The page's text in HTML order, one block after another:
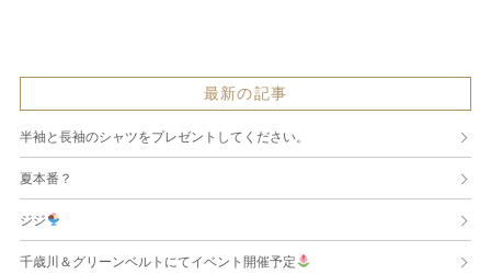
最新の記事
半袖と長袖のシャツをプレゼントしてください。
夏本番？
ジジ
千歳川＆グリーンベルトにてイベント開催予定